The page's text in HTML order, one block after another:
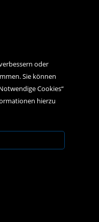
oder
Sie können
Cookies“
hierzu